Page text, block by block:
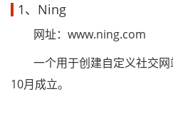
1、Ning
网址：www.ning.com
一个用于创建自定义社交网
10月成立。